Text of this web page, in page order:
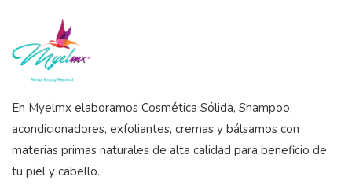
En Myelmx elaboramos Cosmética Sólida, Shampoo,
acondicionadores, exfoliantes, cremas y bálsamos con
materias primas naturales de alta calidad para beneficio de
tu piel y cabello.